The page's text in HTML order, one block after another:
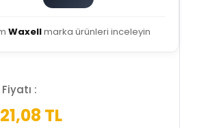
Waxellmarka ürünleri inceleyin
:
TL